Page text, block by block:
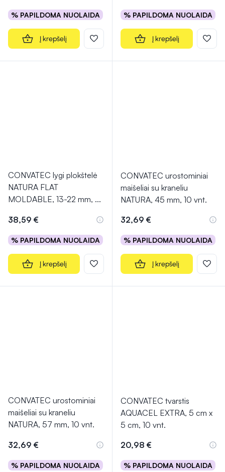
% PAPILDOMA NUOLAIDA
Į krepšelį
% PAPILDOMA NUOLAIDA
Į krepšelį
CONVATEC lygi plokštelė
NATURA FLAT
MOLDABLE, 13-22 mm, ...
38,59 €
% PAPILDOMA NUOLAIDA
Į krepšelį
CONVATEC urostominiai
maišeliai su kraneliu
NATURA, 45 mm, 10 vnt.
32,69 €
% PAPILDOMA NUOLAIDA
Į krepšelį
CONVATEC urostominiai
maišeliai su kraneliu
NATURA, 57 mm, 10 vnt.
32,69 €
% PAPILDOMA NUOLAIDA
CONVATEC tvarstis
AQUACEL EXTRA, 5 cm x
5 cm, 10 vnt.
20,98 €
% PAPILDOMA NUOLAIDA